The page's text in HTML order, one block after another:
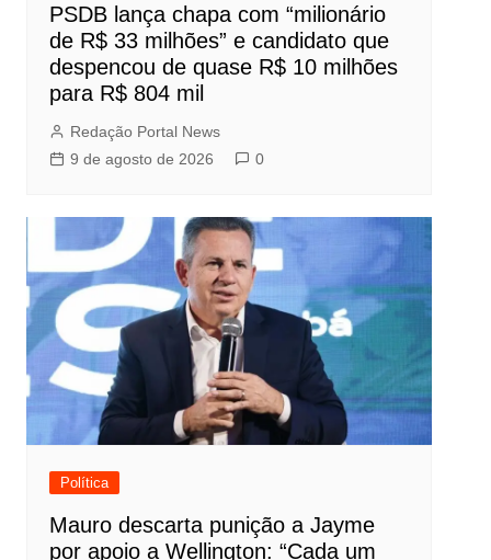
PSDB lança chapa com “milionário
de R$ 33 milhões” e candidato que
despencou de quase R$ 10 milhões
para R$ 804 mil
Redação Portal News
9 de agosto de 2026
0
Política
Mauro descarta punição a Jayme
por apoio a Wellington: “Cada um